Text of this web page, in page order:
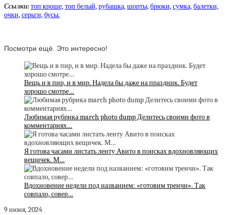
Ссылки:топ кроше,топ белый,рубашка,шорты,брюки,сумка,балетки,
очки,серьги,бусы.
Посмотри ещё. Это интересно!
Вещь и в пир, и в мир. Надела бы даже на праздник. Будет
хорошо смотре…
Любимая рубрика march photo dump Делитесь своими фото в
комментариях…
Я готова часами листать ленту Авито в поисках вдохновляющих
вещичек. М…
Вдохновение недели под названием: «готовим тренчи». Так
совпало, совер…
9 июня, 2024